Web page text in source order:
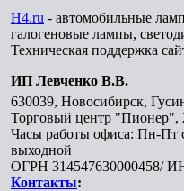
H4.ru - автомобильные
галогеновые лампы,
Техническая поддержка
ИП Левченко В.В.
630039, Новосибирск,
Торговый центр "Пионер",
Часы работы офиса: Пн-Пт
выходной
ОГРН 314547630000458/
Контакты: